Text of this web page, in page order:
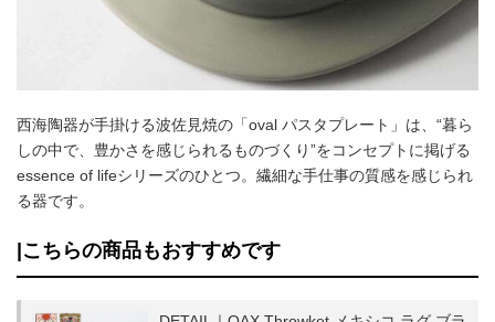
西海陶器が手掛ける波佐見焼の「oval パスタプレート」は、“暮ら
しの中で、豊かさを感じられるものづくり”をコンセプトに掲げる
essence of lifeシリーズのひとつ。繊細な手仕事の質感を感じられ
る器です。
|こちらの商品もおすすめです